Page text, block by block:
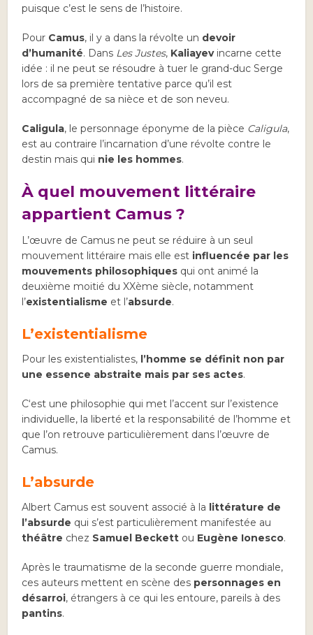
puisque c’est le sens de l’histoire.
Pour Camus, il y a dans la révolte un devoir
d’humanité. Dans Les Justes, Kaliayev incarne cette
idée : il ne peut se résoudre à tuer le grand-duc Serge
lors de sa première tentative parce qu’il est
accompagné de sa nièce et de son neveu.
Caligula, le personnage éponyme de la pièce Caligula,
est au contraire l’incarnation d’une révolte contre le
destin mais qui nie les hommes.
À quel mouvement littéraire
appartient Camus ?
L’œuvre de Camus ne peut se réduire à un seul
mouvement littéraire mais elle est influencée par les
mouvements philosophiques qui ont animé la
deuxième moitié du XXème siècle, notamment
l’existentialisme et l’absurde.
L’existentialisme
Pour les existentialistes, l’homme se définit non par
une essence abstraite mais par ses actes.
C‘est une philosophie qui met l’accent sur l’existence
individuelle, la liberté et la responsabilité de l’homme et
que l’on retrouve particulièrement dans l’œuvre de
Camus.
L’absurde
Albert Camus est souvent associé à la littérature de
l’absurde qui s’est particulièrement manifestée au
théâtre chez Samuel Beckett ou Eugène Ionesco.
Après le traumatisme de la seconde guerre mondiale,
ces auteurs mettent en scène des personnages en
désarroi, étrangers à ce qui les entoure, pareils à des
pantins.